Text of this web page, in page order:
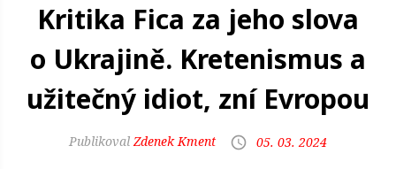
Kritika Fica za jeho slova
o Ukrajině. Kretenismus a
užitečný idiot, zní Evropou
Zdenek Kment 05. 03. 2024